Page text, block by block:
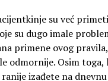
su već
su dugo imale
primene ovog
odmornije. Osim toga,
izađete na